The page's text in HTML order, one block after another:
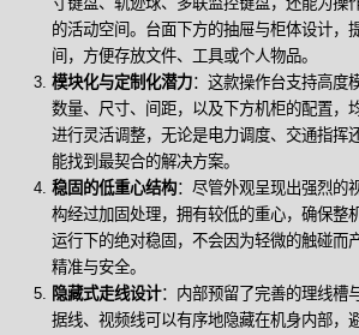
的活动空间。台面下方的抽屉与柜体设计，
间，方便存放文件、工具或个人物品。
模块化与定制化潜力：这款操作台支持高度
数量、尺寸、间距，以及下方机柜的配置，
进行灵活调整，无论是电力调度、交通指挥
能找到最契合的解决方案。
稳固的低重心结构：尽管外观呈现出强烈的
构经过加固处理，拥有较低的重心，确保整
运行下的绝对稳固，不会因为轻微的触碰而
精准与安全。
隐藏式走线设计：内部预留了完善的理线槽
据线、视频线可以有序地隐藏在机身内部，